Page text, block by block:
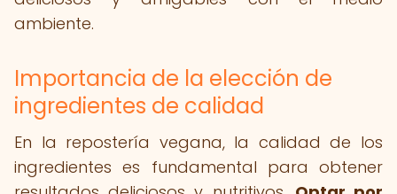
ambiente.
Importancia de la elección de
ingredientes de calidad
En la repostería vegana, la calidad de los
ingredientes es fundamental para obtener